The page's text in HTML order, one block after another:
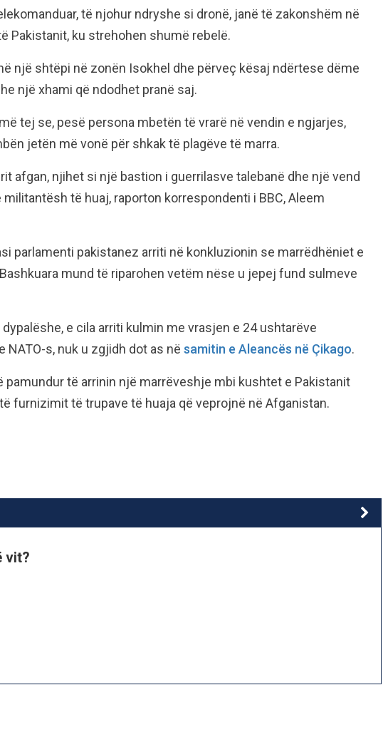
të njohur ndryshe si dronë, janë të zakonshëm në
Pakistanit, ku strehohen shumë rebelë.
një shtëpi në zonën Isokhel dhe përveç kësaj ndërtese dëme
një xhami që ndodhet pranë saj.
tej se, pesë persona mbetën të vrarë në vendin e ngjarjes,
jetën më vonë për shkak të plagëve të marra.
afgan, njihet si një bastion i guerrilasve talebanë dhe një vend
të huaj, raporton korrespondenti i BBC, Aleem
parlamenti pakistanez arriti në konkluzionin se marrëdhëniet e
mund të riparohen vetëm nëse u jepej fund sulmeve
e cila arriti kulmin me vrasjen e 24 ushtarëve
NATO-s, nuk u zgjidh dot as në samitin e Aleancës në Çikago.
pamundur të arrinin një marrëveshje mbi kushtet e Pakistanit
furnizimit të trupave të huaja që veprojnë në Afganistan.
vit?